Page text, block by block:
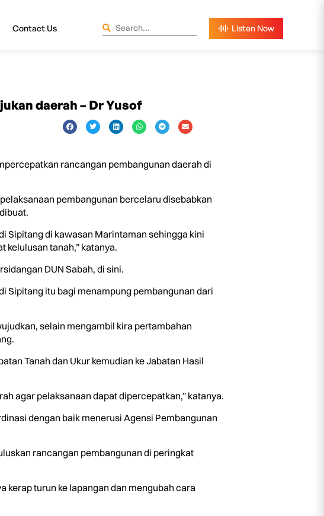
Contact Us
daerah – Dr Yusof
rancangan pembangunan daerah di
pembangunan bercelaru disebabkan
Sipitang di kawasan Marintaman sehingga kini
kelulusan tanah,” katanya.
DUN Sabah, di sini.
Sipitang itu bagi menampung pembangunan dari
selain mengambil kira pertambahan
Tanah dan Ukur kemudian ke Jabatan Hasil
agar pelaksanaan dapat dipercepatkan,” katanya.
dengan baik menerusi Agensi Pembangunan
rancangan pembangunan di peringkat
kerap turun ke lapangan dan mengubah cara